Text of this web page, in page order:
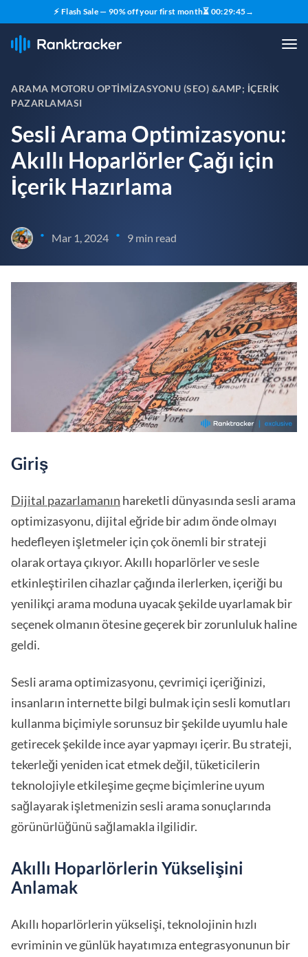
⚡ Flash Sale — 90% off your first month⏳ 00:29:44→
ARAMA MOTORU OPTIMIZASYONU (SEO) &AMP; İÇERIK
PAZARLAMASI
Sesli Arama Optimizasyonu:
Akıllı Hoparlörler Çağı için
İçerik Hazırlama
• Mar 1, 2024 • 9 min read
Giriş
Dijital pazarlamanın hareketli dünyasında sesli arama
optimizasyonu, dijital eğride bir adım önde olmayı
hedefleyen işletmeler için çok önemli bir strateji
olarak ortaya çıkıyor. Akıllı hoparlörler ve sesle
etkinleştirilen cihazlar çağında ilerlerken, içeriği bu
yenilikçi arama moduna uyacak şekilde uyarlamak bir
seçenek olmanın ötesine geçerek bir zorunluluk haline
geldi.
Sesli arama optimizasyonu, çevrimiçi içeriğinizi,
insanların internette bilgi bulmak için sesli komutları
kullanma biçimiyle sorunsuz bir şekilde uyumlu hale
getirecek şekilde ince ayar yapmayı içerir. Bu strateji,
tekerleği yeniden icat etmek değil, tüketicilerin
teknolojiyle etkileşime geçme biçimlerine uyum
sağlayarak işletmenizin sesli arama sonuçlarında
görünürlüğünü sağlamakla ilgilidir.
Akıllı Hoparlörlerin Yükselişini
Anlamak
Akıllı hoparlörlerin yükselişi, teknolojinin hızlı
evriminin ve günlük hayatımıza entegrasyonunun bir